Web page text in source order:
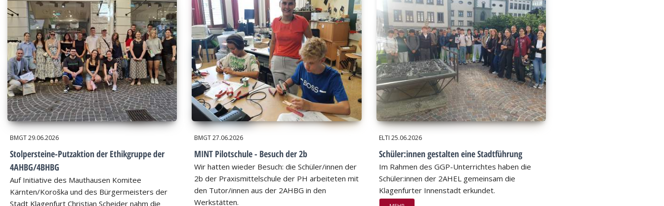
BMGT29.06.2026
Stolpersteine-Putzaktion der Ethikgruppe der
4AHBG/4BHBG
Auf Initiative des Mauthausen Komitee
Kärnten/Koroška und des Bürgermeisters der
Stadt Klagenfurt Christian Scheider nahm die
BMGT27.06.2026
MINT Pilotschule - Besuch der 2b
Wir hatten wieder Besuch: die Schüler/innen der
2b der Praxismittelschule der PH arbeiteten mit
den Tutor/innen aus der 2AHBG in den
Werkstätten.
ELTI 25.06.2026
Schüler:innen gestalten eine Stadtführung
Im Rahmen des GGP-Unterrichtes haben die
Schüler:innen der 2AHEL gemeinsam die
Klagenfurter Innenstadt erkundet.